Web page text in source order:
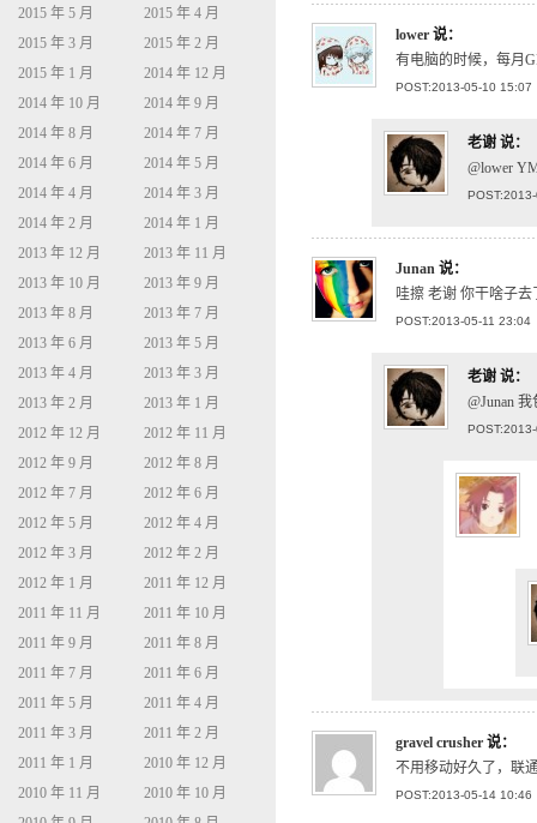
lower 说：
有电脑的时候，每月
POST:2013-05-10 15:07
老谢 说：
@lower
Junan 说：
哇擦 老谢 你干啥子
POST:2013-05-11 23:04
老谢 说：
@Junan
gravel crusher 说：
不用移动好久了，
POST:2013-05-14 10:46
2015 年 5 月
2015 年 4 月
2015 年 3 月
2015 年 2 月
2015 年 1 月
2014 年 12 月
2014 年 10 月
2014 年 9 月
2014 年 8 月
2014 年 7 月
2014 年 6 月
2014 年 5 月
2014 年 4 月
2014 年 3 月
2014 年 2 月
2014 年 1 月
2013 年 12 月
2013 年 11 月
2013 年 10 月
2013 年 9 月
2013 年 8 月
2013 年 7 月
2013 年 6 月
2013 年 5 月
2013 年 4 月
2013 年 3 月
2013 年 2 月
2013 年 1 月
2012 年 12 月
2012 年 11 月
2012 年 9 月
2012 年 8 月
2012 年 7 月
2012 年 6 月
2012 年 5 月
2012 年 4 月
2012 年 3 月
2012 年 2 月
2012 年 1 月
2011 年 12 月
2011 年 11 月
2011 年 10 月
2011 年 9 月
2011 年 8 月
2011 年 7 月
2011 年 6 月
2011 年 5 月
2011 年 4 月
2011 年 3 月
2011 年 2 月
2011 年 1 月
2010 年 12 月
2010 年 11 月
2010 年 10 月